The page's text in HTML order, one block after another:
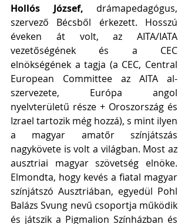
Hollós József, drámapedagógus,
szervező Bécsből érkezett. Hosszú
éveken át volt, az AITA/IATA
vezetőségének és a CEC
elnökségének a tagja (a CEC, Central
European Committee az AITA al-
szervezete, Európa angol
nyelvterületű része + Oroszország és
Izrael tartozik még hozzá), s mint ilyen
a magyar amatőr színjátszás
nagykövete is volt a világban. Most az
ausztriai magyar szövetség elnöke.
Elmondta, hogy kevés a fiatal magyar
színjátszó Ausztriában, egyedül Pohl
Balázs Svung nevű csoportja működik
és játszik a Pigmalion Színházban és